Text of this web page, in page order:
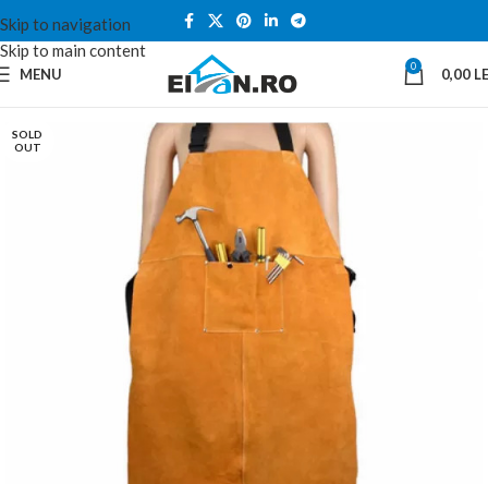
Skip to navigation
Skip to main content
MENU 0 0,00
SOLD
OUT